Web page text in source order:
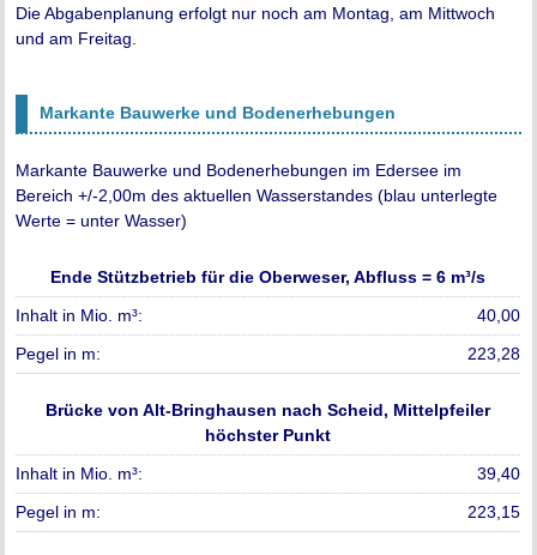
Die Abgabenplanung erfolgt nur noch am Montag, am Mittwoch
und am Freitag.
Markante Bauwerke und Bodenerhebungen
Markante Bauwerke und Bodenerhebungen im Edersee im
Bereich +/-2,00m des aktuellen Wasserstandes (blau unterlegte
Werte = unter Wasser)
Ende Stützbetrieb für die Oberweser, Abfluss = 6 m³/s
40,00
223,28
Brücke von Alt-Bringhausen nach Scheid, Mittelpfeiler
höchster Punkt
39,40
223,15